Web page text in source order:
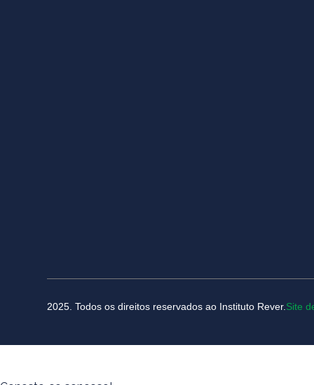
2025. Todos os direitos reservados ao Instituto Rever. Site